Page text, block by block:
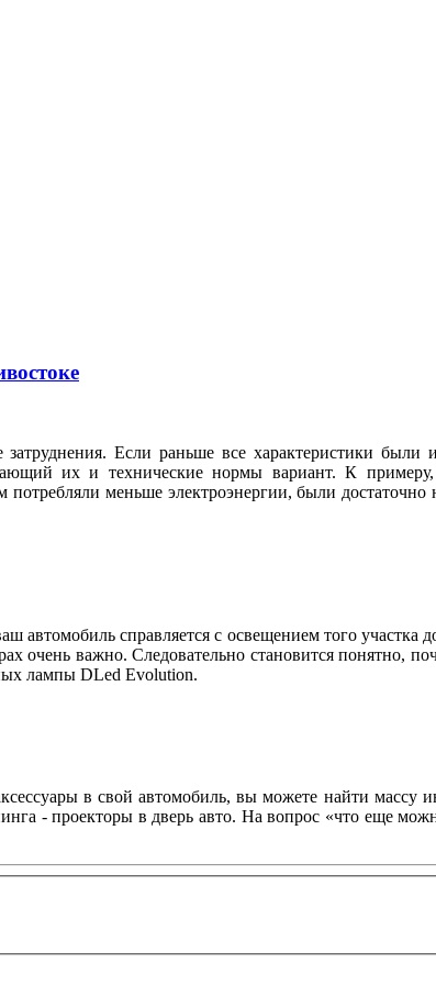
Если раньше все характеристики были
их и технические нормы вариант. К
потребляли меньше электроэнергии, были
автомобиль справляется с освещением того участка
важно. Следовательно становится понятно,
лампы DLed Evolution.
в свой автомобиль, вы можете найти массу
- проекторы в дверь авто. На вопрос «что еще